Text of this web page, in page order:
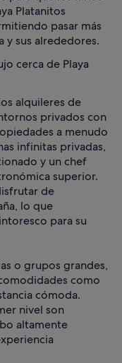
Platanitos
pasar más
y sus alrededores.
cerca de Playa
alquileres de
privados con
a menudo
infinitas privadas,
y un chef
superior.
de
lo que
para su
o grupos grandes,
como
cómoda.
nivel son
altamente